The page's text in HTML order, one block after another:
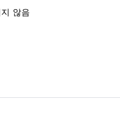
됩니다. 20시 이후에 체
from original
않음